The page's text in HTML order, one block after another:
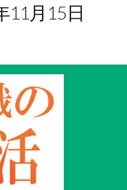
報
11月15日